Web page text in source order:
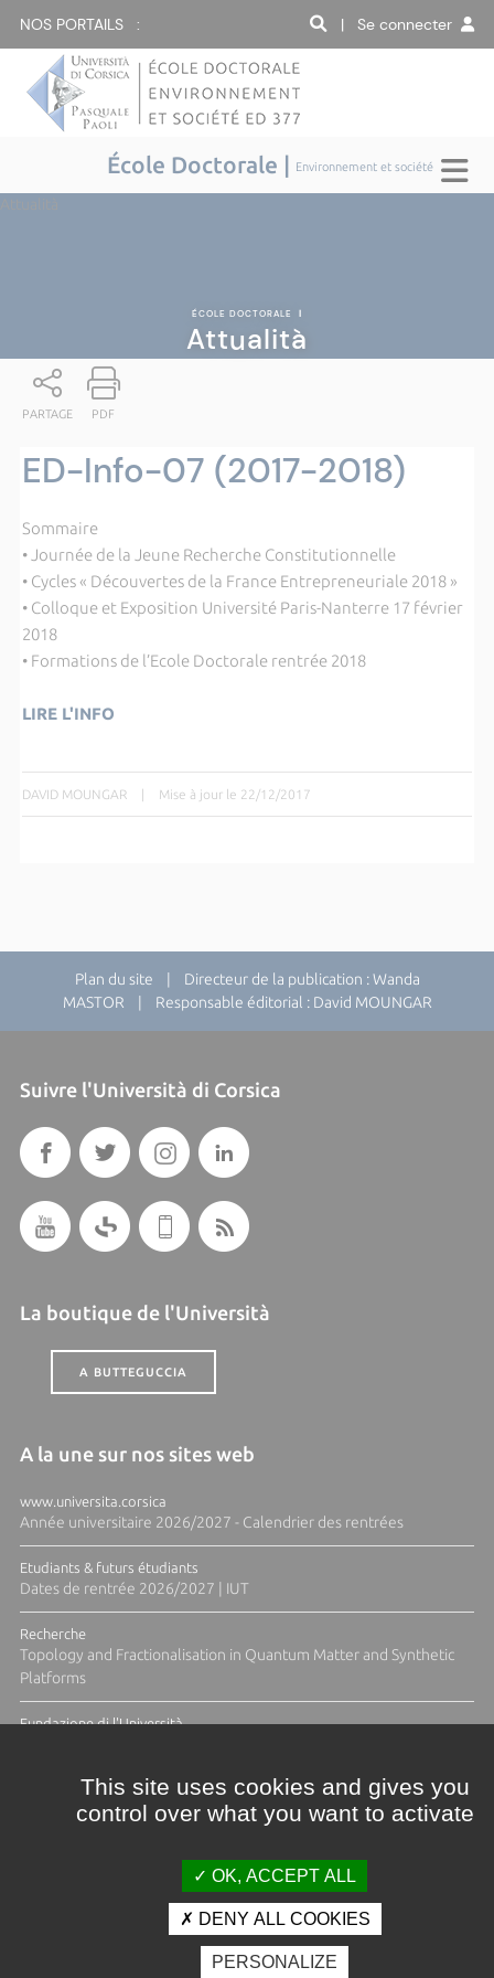
NOS PORTAILS : | Se connecter
École Doctorale | Environnement et société
ÉCOLE DOCTORALE |
Attualità
PARTAGE PDF
ED-Info-07 (2017-2018)
Sommaire
• Journée de la Jeune Recherche Constitutionnelle
• Cycles « Découvertes de la France Entrepreneuriale 2018 »
• Colloque et Exposition Université Paris-Nanterre 17 février
2018
• Formations de l’Ecole Doctorale rentrée 2018
LIRE L'INFO
DAVID MOUNGAR | Mise à jour le 22/12/2017
Plan du site | Directeur de la publication : Wanda
MASTOR | Responsable éditorial : David MOUNGAR
Suivre l'Università di Corsica
La boutique de l'Università
A BUTTEGUCCIA
A la une sur nos sites web
www.universita.corsica
Année universitaire 2026/2027 - Calendrier des rentrées
Etudiants & futurs étudiants
Dates de rentrée 2026/2027 | IUT
Recherche
Topology and Fractionalisation in Quantum Matter and Synthetic
Platforms
Fundazione di l'Università
Crédits et mentions légales
Espace presse Photothèque
This site uses cookies and gives you
control over what you want to activate
OK, ACCEPT ALL
DENY ALL COOKIES
PERSONALIZE